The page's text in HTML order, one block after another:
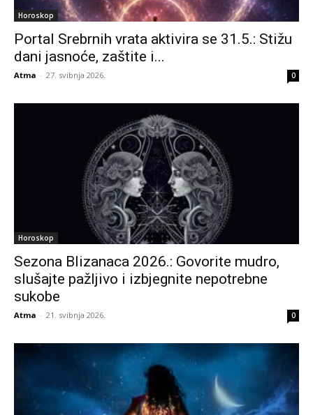
Horoskop
Portal Srebrnih vrata aktivira se 31.5.: Stižu
dani jasnoće, zaštite i...
Atma - 27. svibnja 2026. 0
Horoskop
Sezona Blizanaca 2026.: Govorite mudro,
slušajte pažljivo i izbjegnite nepotrebne
sukobe
Atma - 21. svibnja 2026. 0